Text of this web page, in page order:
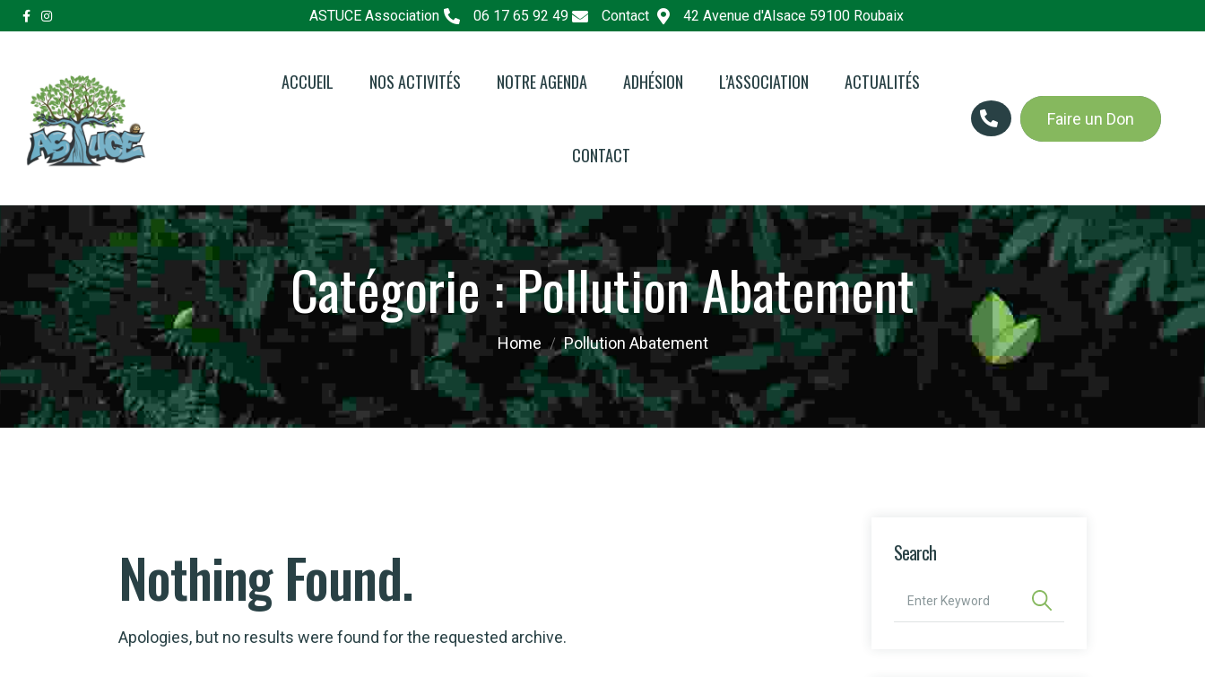
ASTUCE Association 06 17 65 92 49 Contact 42 Avenue d'Alsace 59100 Roubaix
ACCUEIL NOS ACTIVITÉS
Pôle Nature en Ville
NOTRE AGENDA ADHÉSION L’ASSOCIATION
Hêtre
Les Bénévoles
Les Partenaires
Faire un Don
ACTUALITÉS
CONTACT
Faire un Don
Catégorie :Pollution Abatement
Home Pollution Abatement
Nothing Found.
Apologies, but no results were found for the requested archive.
Search